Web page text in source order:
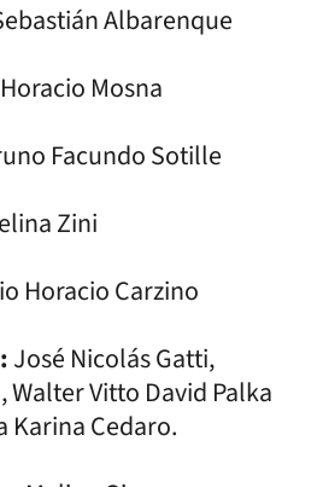
Albarenque
Mosna
Facundo Sotille
Zini
Horacio Carzino
José Nicolás Gatti,
Vitto David Palka
Karina Cedaro.